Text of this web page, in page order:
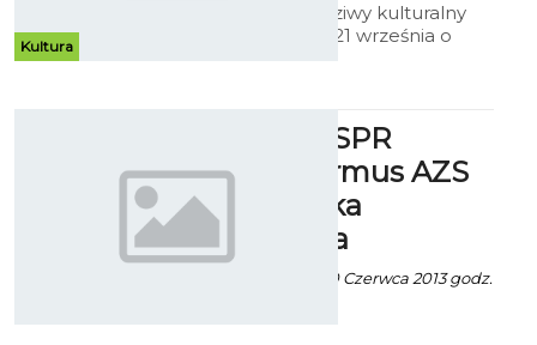
Kultura
To będzie prawdziwy kulturalny
tygiel. W sobotę 21 września o
Superliga: SPR
Olkusz - Firmus AZS
Politechnika
Koszalińska
Artur Rutkowski - 30 Czerwca 2013 godz.